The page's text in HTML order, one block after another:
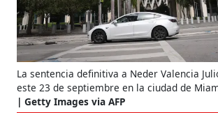
La sentencia definitiva a Neder Valencia
este 23 de septiembre en la ciudad de
| Getty Images via AFP